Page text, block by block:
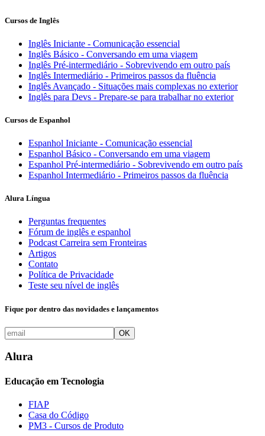
Cursos de Inglês
Inglês Iniciante - Comunicação essencial
Inglês Básico - Conversando em uma viagem
Inglês Pré-intermediário - Sobrevivendo em outro país
Inglês Intermediário - Primeiros passos da fluência
Inglês Avançado - Situações mais complexas no exterior
Inglês para Devs - Prepare-se para trabalhar no exterior
Cursos de Espanhol
Espanhol Iniciante - Comunicação essencial
Espanhol Básico - Conversando em uma viagem
Espanhol Pré-intermediário - Sobrevivendo em outro país
Espanhol Intermediário - Primeiros passos da fluência
Alura Língua
Perguntas frequentes
Fórum de inglês e espanhol
Podcast Carreira sem Fronteiras
Artigos
Contato
Política de Privacidade
Teste seu nível de inglês
Fique por dentro das novidades e lançamentos
OK
Alura
Educação em Tecnologia
FIAP
Casa do Código
PM3 - Cursos de Produto